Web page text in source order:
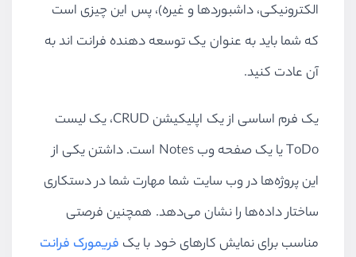
الکترونیکی، داشبوردها و غیره)، پس این چیزی است
که شما باید به عنوان یک توسعه دهنده فرانت اند به
آن عادت کنید.
یک فرم اساسی از یک اپلیکیشن CRUD، یک لیست
ToDoیا یک صفحه وبNotes است. داشتن یکی از
این پروژه‌ها در وب سایت شما مهارت شما در دستکاری
ساختار داده‌ها را نشان می‌دهد. همچنین فرصتی
مناسب برای نمایش کارهای خود با یک فریمورک فرانت